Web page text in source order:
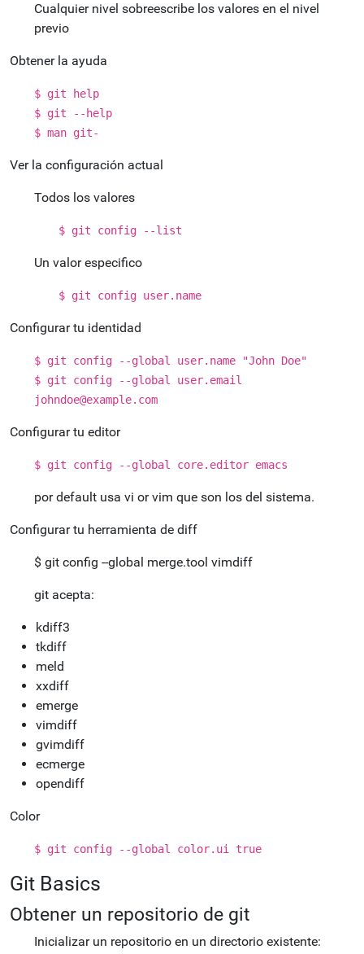
Cualquier nivel sobreescribe los valores en el nivel
previo
Obtener la ayuda
$ git help
$ git --help
$ man git-
Ver la configuración actual
Todos los valores
$ git config --list
Un valor especifico
$ git config user.name
Configurar tu identidad
$ git config --global user.name "John Doe"
$ git config --global user.email
johndoe@example.com
Configurar tu editor
$ git config --global core.editor emacs
por default usa vi or vim que son los del sistema.
Configurar tu herramienta de diff
$ git config --global merge.tool vimdiff
git acepta:
kdiff3
tkdiff
meld
xxdiff
emerge
vimdiff
gvimdiff
ecmerge
opendiff
Color
$ git config --global color.ui true
Git Basics
Obtener un repositorio de git
Inicializar un repositorio en un directorio existente: